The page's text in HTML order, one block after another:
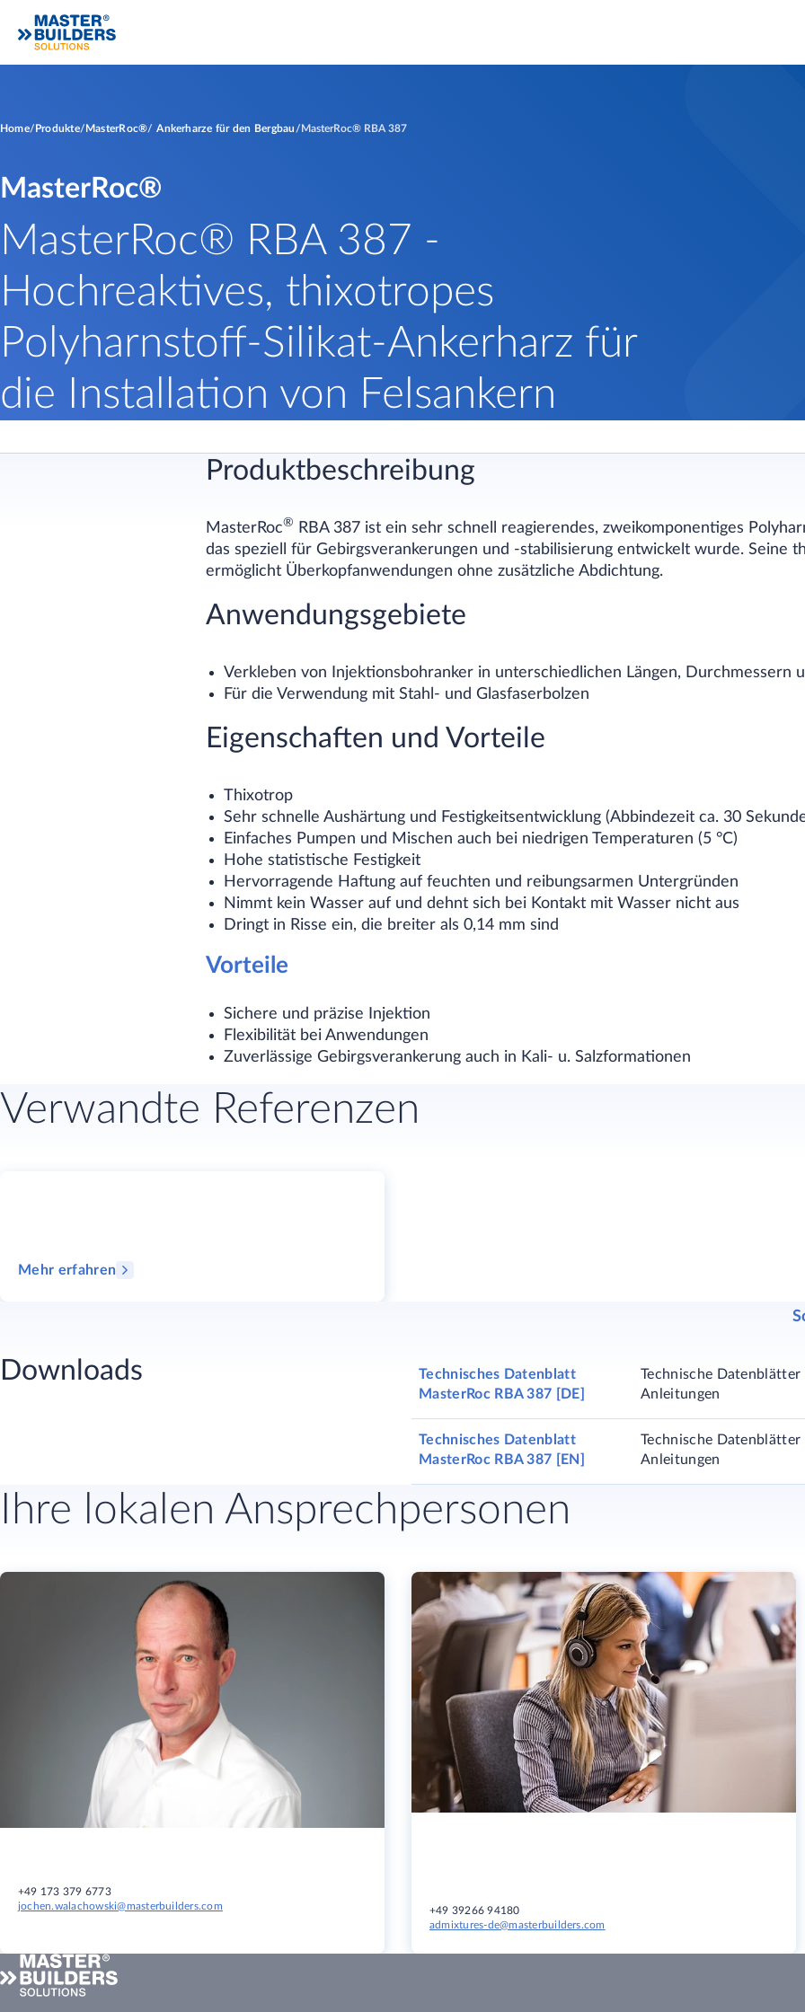
Home Produkte MasterRoc® Ankerharze für den Bergbau MasterRoc® RBA 387
MasterRoc®
MasterRoc® RBA 387 -
Hochreaktives, thixotropes
Polyharnstoff-Silikat-Ankerharz für
die Installation von Felsankern​
Produktbeschreibung
MasterRoc®
RBA 387 ist ein sehr schnell reagierendes, zweikomponentiges
das speziell für Gebirgsverankerungen und -stabilisierung entwickelt wurde. Seine
ermöglicht Überkopfanwendungen ohne zusätzliche Abdichtung.
Anwendungsgebiete
Verkleben von Injektionsbohranker in unterschiedlichen Längen, Durchmessern
Für die Verwendung mit Stahl- und Glasfaserbolzen
Eigenschaften und Vorteile
Thixotrop
Sehr schnelle Aushärtung und Festigkeitsentwicklung (Abbindezeit ca. 30
Einfaches Pumpen und Mischen auch bei niedrigen Temperaturen (5 °C)
Hohe statistische Festigkeit
Hervorragende Haftung auf feuchten und reibungsarmen Untergründen
Nimmt kein Wasser auf und dehnt sich bei Kontakt mit Wasser nicht aus
Dringt in Risse ein, die breiter als 0,14 mm sind
Vorteile
Sichere und präzise Injektion
Flexibilität bei Anwendungen
Zuverlässige Gebirgsverankerung auch in Kali- u. Salzformationen
Verwandte Referenzen
Mehr erfahren
Downloads
Technisches Datenblatt
MasterRoc RBA 387 [DE]
Technische
Anleitungen
Technisches Datenblatt
MasterRoc RBA 387 [EN]
Technische
Anleitungen
Ihre lokalen Ansprechpersonen
+49 173 379 6773
jochen.walachowski@masterbuilders.com
+49 39266 94180
admixtures-de@masterbuilders.com